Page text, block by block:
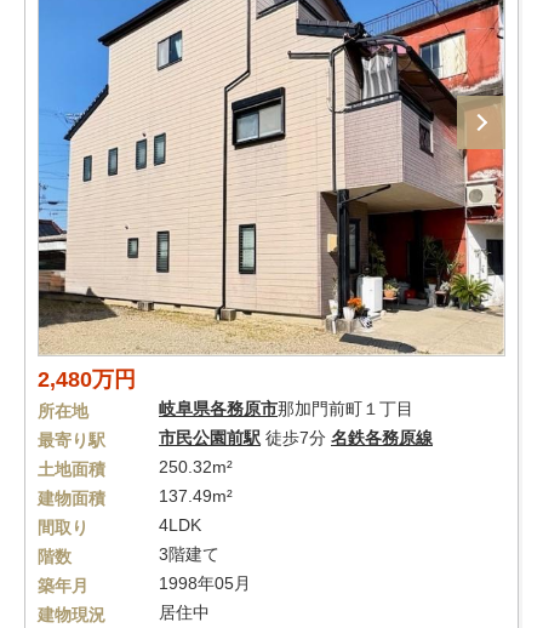
2,480万円
所在地 岐阜県各務原市那加門前町１丁目
最寄り駅
市民公園前駅 徒歩7分 名鉄各務原線
土地面積
250.32m²
建物面積
137.49m²
間取り
4LDK
階数
3階建て
築年月
1998年05月
建物現況
居住中